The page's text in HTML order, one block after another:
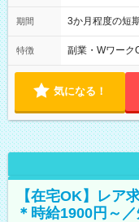
期間 3か月程度の短
特徴 副業・Wワーク
気になる！
【在宅OK】レア
＊時給1900円～